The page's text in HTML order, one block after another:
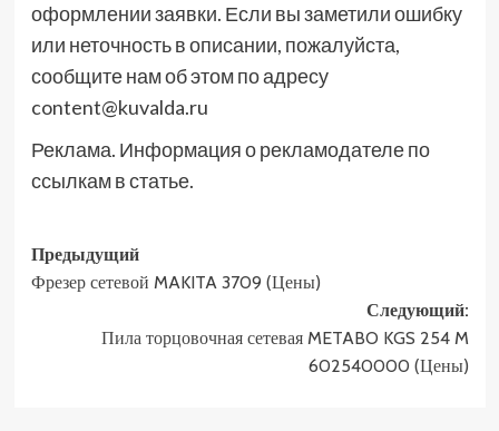
оформлении заявки. Если вы заметили ошибку
или неточность в описании, пожалуйста,
сообщите нам об этом по адресу
content@kuvalda.ru
Реклама. Информация о рекламодателе по
ссылкам в статье.
Навигация
записи
Предыдущий
Фрезер сетевой MAKITA 3709 (Цены)
Следующий:
Пила торцовочная сетевая METABO KGS 254 M
602540000 (Цены)